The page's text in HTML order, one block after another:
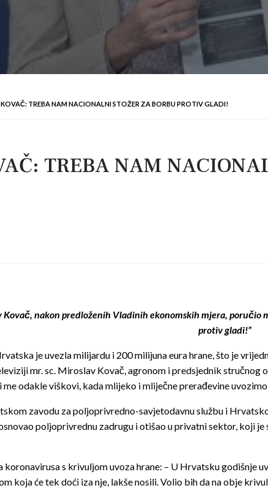
TREBA NAM NACIONALNI STOŽER ZA BORBU PROTIV GLADI!
TREBA NAM
nakon predloženih Vladinih ekonomskih mjera, poručio
protiv gladi!”
je uvezla milijardu i 200 milijuna eura hrane, što je
mr. sc. Miroslav Kovač, agronom i predsjednik
odakle viškovi, kada mlijeko i mliječne prerađevine
zavodu za poljoprivredno-savjetodavnu službu i
poljoprivrednu zadrugu i otišao u privatni sektor, koji
s krivuljom uvoza hrane: – U Hrvatsku godišnje
koja će tek doći iza nje, lakše nosili. Volio bih da na obje